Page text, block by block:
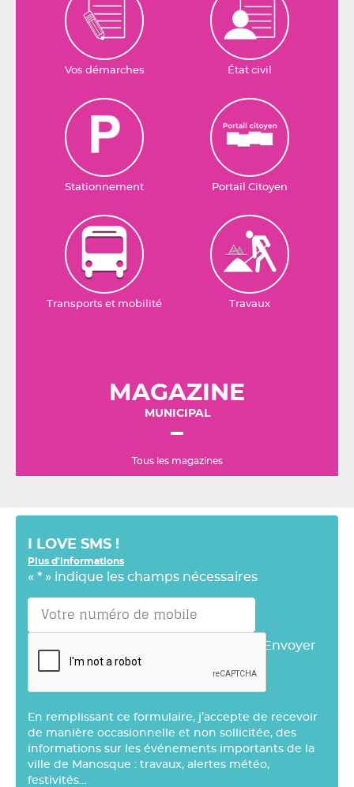
Vos démarches État civil
Stationnement Portail Citoyen
Transports et mobilité Travaux
MAGAZINE
MUNICIPAL
Tous les magazines
I LOVE SMS !
Plus d'informations
« * » indique les champs nécessaires
Envoyer
En remplissant ce formulaire, j’accepte de recevoir
de manière occasionnelle et non sollicitée, des
informations sur les événements importants de la
ville de Manosque : travaux, alertes météo,
festivités…